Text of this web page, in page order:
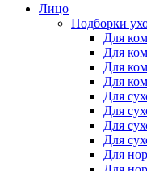
Лицо
Подборки
Для
Для
Для
Для
Для
Для
Для
Для
Для